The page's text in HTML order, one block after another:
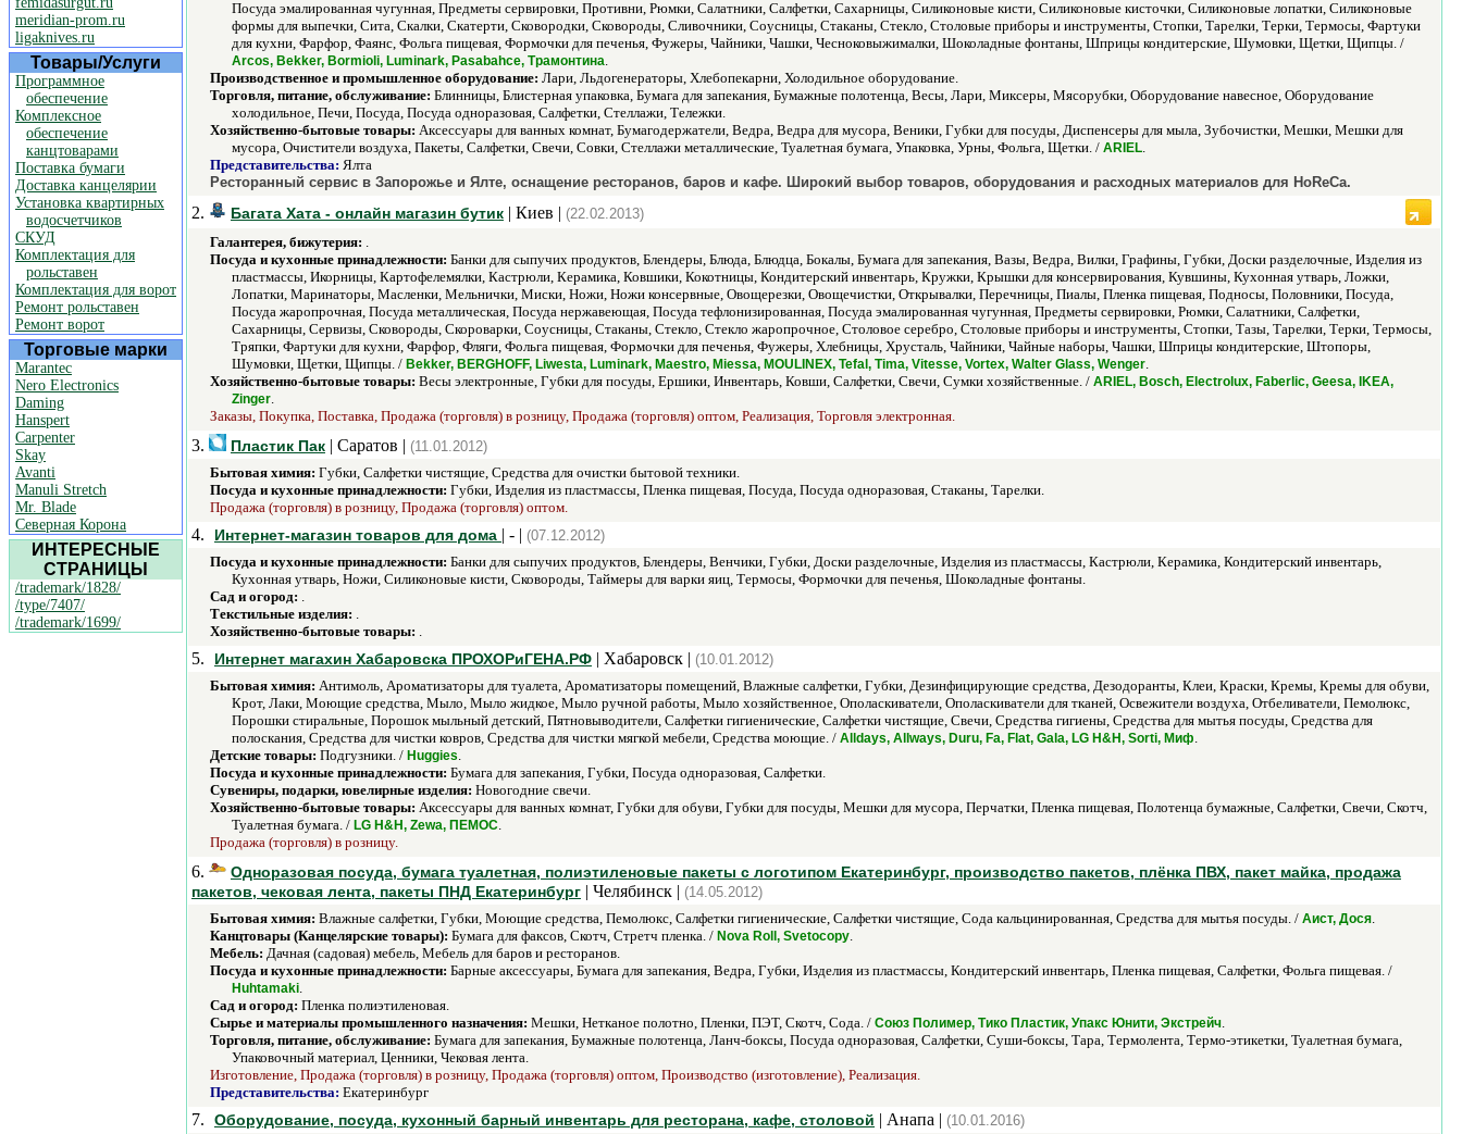
meridian-prom.ru
ligaknives.ru
Товары/Услуги
Программное
обеспечение
Комплексное
обеспечение
канцтоварами
Поставка бумаги
Доставка канцелярии
Установка квартирных
водосчетчиков
СКУД
Комплектация для
рольставен
Комплектация для ворот
Ремонт рольставен
Ремонт ворот
Торговые марки
Marantec
Nero Electronics
Daming
Hanspert
Carpenter
Skay
Avanti
Manuli Stretch
Mr. Blade
Северная Корона
ИНТЕРЕСНЫЕ
СТРАНИЦЫ
/trademark/1828/
/type/7407/
/trademark/1699/
Посуда эмалированная чугунная, Предметы сервировки, Противни, Рюмки, Салатники, Салфетки, Сахарницы, Силиконовые кисти, Силиконовые кисточки, Силиконовые лопатки, Силиконовые
формы для выпечки, Сита, Скалки, Скатерти, Сковородки, Сковороды, Сливочники, Соусницы, Стаканы, Стекло, Столовые приборы и инструменты, Стопки, Тарелки, Терки, Термосы, Фартуки
для кухни, Фарфор, Фаянс, Фольга пищевая, Формочки для печенья, Фужеры, Чайники, Чашки, Чесноковыжималки, Шоколадные фонтаны, Шприцы кондитерские, Шумовки, Щетки, Щипцы. /
Arcos, Bekker, Bormioli, Luminark, Pasabahce, Трамонтина.
Производственное и промышленное оборудование: Лари, Льдогенераторы, Хлебопекарни, Холодильное оборудование.
Торговля, питание, обслуживание: Блинницы, Блистерная упаковка, Бумага для запекания, Бумажные полотенца, Весы, Лари, Миксеры, Мясорубки, Оборудование навесное, Оборудование
холодильное, Печи, Посуда, Посуда одноразовая, Салфетки, Стеллажи, Тележки.
Хозяйственно-бытовые товары: Аксессуары для ванных комнат, Бумагодержатели, Ведра, Ведра для мусора, Веники, Губки для посуды, Диспенсеры для мыла, Зубочистки, Мешки, Мешки для
мусора, Очистители воздуха, Пакеты, Салфетки, Свечи, Совки, Стеллажи металлические, Туалетная бумага, Упаковка, Урны, Фольга, Щетки. / ARIEL.
Представительства: Ялта
Ресторанный сервис в Запорожье и Ялте, оснащение ресторанов, баров и кафе. Широкий выбор товаров, оборудования и расходных материалов для HoReCa.
2. Багата Хата - онлайн магазин бутик | Киев | (22.02.2013)
Галантерея, бижутерия: .
Посуда и кухонные принадлежности: Банки для сыпучих продуктов, Блендеры, Блюда, Блюдца, Бокалы, Бумага для запекания, Вазы, Ведра, Вилки, Графины, Губки, Доски разделочные, Изделия из
пластмассы, Икорницы, Картофелемялки, Кастрюли, Керамика, Ковшики, Кокотницы, Кондитерский инвентарь, Кружки, Крышки для консервирования, Кувшины, Кухонная утварь, Ложки,
Лопатки, Маринаторы, Масленки, Мельнички, Миски, Ножи, Ножи консервные, Овощерезки, Овощечистки, Открывалки, Перечницы, Пиалы, Пленка пищевая, Подносы, Половники, Посуда,
Посуда жаропрочная, Посуда металлическая, Посуда нержавеющая, Посуда тефлонизированная, Посуда эмалированная чугунная, Предметы сервировки, Рюмки, Салатники, Салфетки,
Сахарницы, Сервизы, Сковороды, Скороварки, Соусницы, Стаканы, Стекло, Стекло жаропрочное, Столовое серебро, Столовые приборы и инструменты, Стопки, Тазы, Тарелки, Терки, Термосы,
Тряпки, Фартуки для кухни, Фарфор, Фляги, Фольга пищевая, Формочки для печенья, Фужеры, Хлебницы, Хрусталь, Чайники, Чайные наборы, Чашки, Шприцы кондитерские, Штопоры,
Шумовки, Щетки, Щипцы. / Bekker, BERGHOFF, Liwesta, Luminark, Maestro, Miessa, MOULINEX, Tefal, Tima, Vitesse, Vortex, Walter Glass, Wenger.
Хозяйственно-бытовые товары: Весы электронные, Губки для посуды, Ершики, Инвентарь, Ковши, Салфетки, Свечи, Сумки хозяйственные. / ARIEL, Bosch, Electrolux, Faberlic, Geesa, IKEA,
Zinger.
Заказы, Покупка, Поставка, Продажа (торговля) в розницу, Продажа (торговля) оптом, Реализация, Торговля электронная.
3. Пластик Пак | Саратов | (11.01.2012)
Бытовая химия: Губки, Салфетки чистящие, Средства для очистки бытовой техники.
Посуда и кухонные принадлежности: Губки, Изделия из пластмассы, Пленка пищевая, Посуда, Посуда одноразовая, Стаканы, Тарелки.
Продажа (торговля) в розницу, Продажа (торговля) оптом.
4. Интернет-магазин товаров для дома | - | (07.12.2012)
Посуда и кухонные принадлежности: Банки для сыпучих продуктов, Блендеры, Венчики, Губки, Доски разделочные, Изделия из пластмассы, Кастрюли, Керамика, Кондитерский инвентарь,
Кухонная утварь, Ножи, Силиконовые кисти, Сковороды, Таймеры для варки яиц, Термосы, Формочки для печенья, Шоколадные фонтаны.
Сад и огород: .
Текстильные изделия: .
Хозяйственно-бытовые товары: .
5. Интернет магахин Хабаровска ПРОХОРиГЕНА.РФ | Хабаровск | (10.01.2012)
Бытовая химия: Антимоль, Ароматизаторы для туалета, Ароматизаторы помещений, Влажные салфетки, Губки, Дезинфицирующие средства, Дезодоранты, Клеи, Краски, Кремы, Кремы для обуви,
Крот, Лаки, Моющие средства, Мыло, Мыло жидкое, Мыло ручной работы, Мыло хозяйственное, Ополаскиватели, Ополаскиватели для тканей, Освежители воздуха, Отбеливатели, Пемолюкс,
Порошки стиральные, Порошок мыльный детский, Пятновыводители, Салфетки гигиенические, Салфетки чистящие, Свечи, Средства гигиены, Средства для мытья посуды, Средства для
полоскания, Средства для чистки ковров, Средства для чистки мягкой мебели, Средства моющие. / Alldays, Allways, Duru, Fa, Flat, Gala, LG H&H, Sorti, Миф.
Детские товары: Подгузники. / Huggies.
Посуда и кухонные принадлежности: Бумага для запекания, Губки, Посуда одноразовая, Салфетки.
Сувениры, подарки, ювелирные изделия: Новогодние свечи.
Хозяйственно-бытовые товары: Аксессуары для ванных комнат, Губки для обуви, Губки для посуды, Мешки для мусора, Перчатки, Пленка пищевая, Полотенца бумажные, Салфетки, Свечи, Скотч,
Туалетная бумага. / LG H&H, Zewa, ПЕМОС.
Продажа (торговля) в розницу.
6.
Одноразовая посуда, бумага туалетная, полиэтиленовые пакеты с логотипом Екатеринбург, производство пакетов, плёнка ПВХ, пакет майка, продажа
пакетов, чековая лента, пакеты ПНД Екатеринбург | Челябинск | (14.05.2012)
Бытовая химия: Влажные салфетки, Губки, Моющие средства, Пемолюкс, Салфетки гигиенические, Салфетки чистящие, Сода кальцинированная, Средства для мытья посуды. / Аист, Дося.
Канцтовары (Канцелярские товары): Бумага для факсов, Скотч, Стретч пленка. / Nova Roll, Svetocopy.
Мебель: Дачная (садовая) мебель, Мебель для баров и ресторанов.
Посуда и кухонные принадлежности: Барные аксессуары, Бумага для запекания, Ведра, Губки, Изделия из пластмассы, Кондитерский инвентарь, Пленка пищевая, Салфетки, Фольга пищевая. /
Huhtamaki.
Сад и огород: Пленка полиэтиленовая.
Сырье и материалы промышленного назначения: Мешки, Нетканое полотно, Пленки, ПЭТ, Скотч, Сода. / Союз Полимер, Тико Пластик, Упакс Юнити, Экстрейч.
Торговля, питание, обслуживание: Бумага для запекания, Бумажные полотенца, Ланч-боксы, Посуда одноразовая, Салфетки, Суши-боксы, Тара, Термолента, Термо-этикетки, Туалетная бумага,
Упаковочный материал, Ценники, Чековая лента.
Изготовление, Продажа (торговля) в розницу, Продажа (торговля) оптом, Производство (изготовление), Реализация.
Представительства: Екатеринбург
7. Оборудование, посуда, кухонный барный инвентарь для ресторана, кафе, столовой | Анапа | (10.01.2016)